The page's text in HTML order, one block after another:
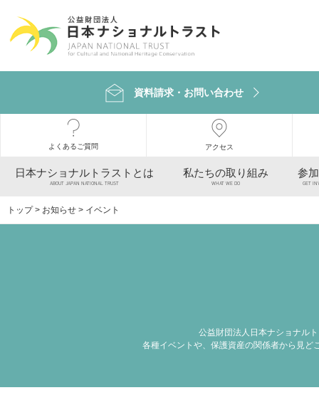
資料請求・お問い合わせ
よくあるご質問 アクセス
日本ナショナルトラストとは
ABOUT JAPAN NATIONAL TRUST
私たちの取り組み
WHAT WE DO
参
GET
トップ> お知らせ > イベント
公益財団法人日本ナショナル
各種イベントや、保護資産の関係者から見ど